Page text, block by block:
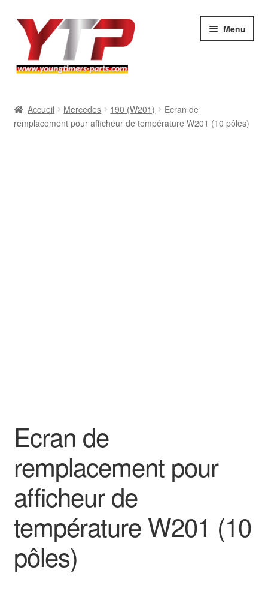
Aller
navigation
Aller
contenu
Menu
BMW
Accueil Mercedes 190 (W201)
Ecran de
remplacement pour afficheur de température W201 (10 pôles)
Ecran de
remplacement pour
afficheur de
température W201 (10
pôles)